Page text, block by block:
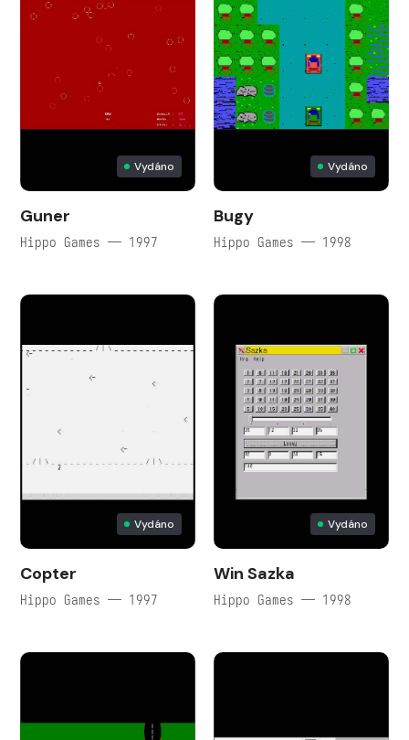
Vydáno
Guner
Hippo Games — 1997
Vydáno
Bugy
Hippo Games — 1998
Vydáno
Copter
Hippo Games — 1997
Vydáno
Win Sazka
Hippo Games — 1998